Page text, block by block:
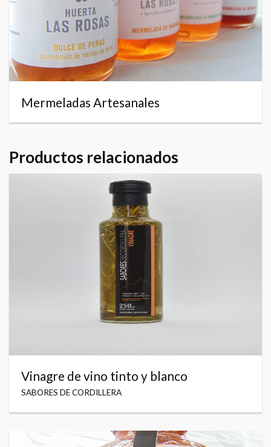
Mermeladas Artesanales
Productos relacionados
Vinagre de vino tinto y blanco
SABORES DE CORDILLERA